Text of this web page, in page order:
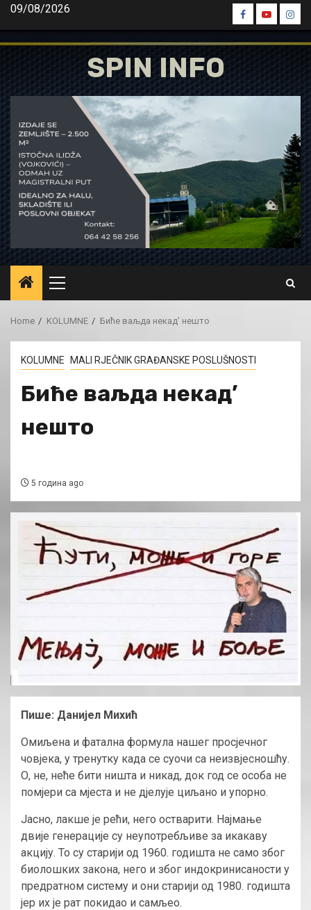
Skip
content
09/08/2026
Spin
Facebook
Spin
Youtube
Spin
SPIN INFO
Primary
Menu
Home KOLUMNE Биће ваљда некад’ нешто
KOLUMNE MALI RJEČNIK GRAĐANSKE POSLUŠNOSTI
Биће ваљда некад’
нешто
5 година ago
Пише: Данијел Михић
Омиљена и фатална формула нашег просјечног
човјека, у тренутку када се суочи са неизвјесношћу.
О, не, неће бити ништа и никад, док год се особа не
помјери са мјеста и не дјелује циљано и упорно.
Јасно, лакше је рећи, него остварити. Најмање
двије генерације су неупотребљиве за икакаву
акцију. То су старији од 1960. годишта не само због
биолошких закона, него и због индокринисаности у
предратном систему и они старији од 1980. годишта
јер их је рат покидао и самљео.